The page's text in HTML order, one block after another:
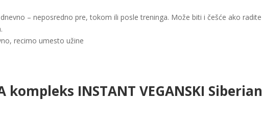
– neposredno pre, tokom ili posle treninga. Može biti i češće ako radite
recimo umesto užine
kompleks INSTANT VEGANSKI Siberian